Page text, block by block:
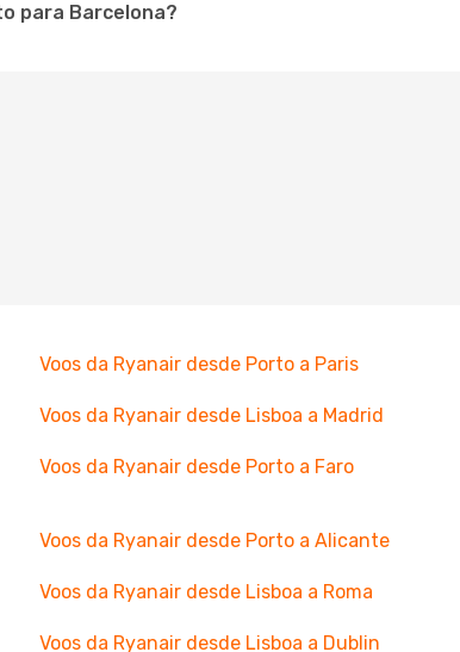
para Barcelona?
Voos da Ryanair desde Porto a Paris
Voos da Ryanair desde Lisboa a Madrid
Voos da Ryanair desde Porto a Faro
Voos da Ryanair desde Porto a Alicante
Voos da Ryanair desde Lisboa a Roma
Voos da Ryanair desde Lisboa a Dublin